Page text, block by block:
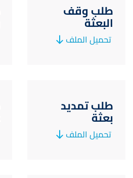
طلب وقف
البعثة
تحميل الملف
طلب تمديد
بعثة
تحميل الملف